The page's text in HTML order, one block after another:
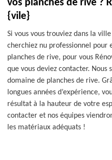
vos planches de rive ?
{vile}
Si vous vous trouviez dans la
cherchiez nu professionnel pour
planches de rive, pour vous
que vous deviez contacter. Nous
domaine de planches de rive.
longues années d’expérience,
résultat à la hauteur de votre
contacter et nos équipes
les matériaux adéquats !